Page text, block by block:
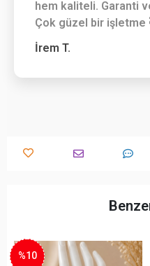
hem kaliteli. Garanti
Çok güzel bir işletme
İrem T.
%10